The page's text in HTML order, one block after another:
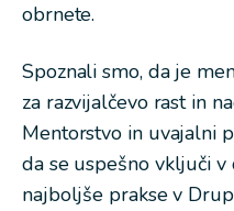
obrnete.
Spoznali smo, da je
za razvijalčevo rast in
Mentorstvo in uvajalni
da se uspešno vključi
najboljše prakse v